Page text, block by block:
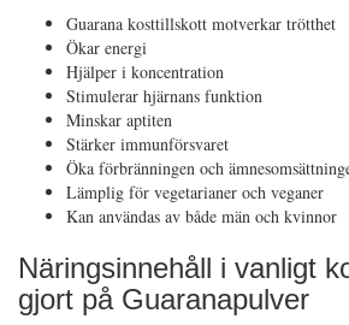
Guarana kosttillskott motverkar trötthet
Ökar energi
Hjälper i koncentration
Stimulerar hjärnans funktion
Minskar aptiten
Stärker immunförsvaret
Öka förbränningen och
Lämplig för vegetarianer och veganer
Kan användas av både män och kvinnor
Näringsinnehåll i vanligt
gjort på Guaranapulver